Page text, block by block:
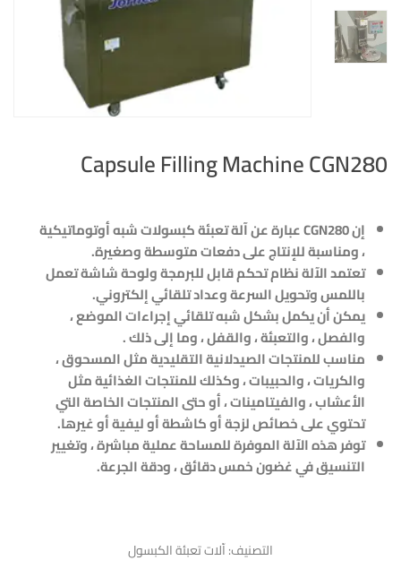
Capsule Filling Machine CGN280
إن
عبارة عن آلة تعبئة كبسولات شبه أوتوماتيكية
، ومناسبة للإنتاج على دفعات متوسطة وصغيرة.
تعتمد الآلة نظام تحكم قابل للبرمجة ولوحة شاشة تعمل
باللمس وتحويل السرعة وعداد تلقائي إلكتروني.
يمكن أن يكمل بشكل شبه تلقائي إجراءات الموضع ،
والفصل ، والتعبئة ، والقفل ، وما إلى ذلك .
مناسب للمنتجات الصيدلانية التقليدية مثل المسحوق ،
والكريات ، والحبيبات ، وكذلك للمنتجات الغذائية مثل
الأعشاب ، والفيتامينات ، أو حتى المنتجات الخاصة التي
تحتوي على خصائص لزجة أو كاشطة أو ليفية أو غيرها.
توفر هذه الآلة الموفرة للمساحة عملية مباشرة ، وتغيير
التنسيق في غضون خمس دقائق ، ودقة الجرعة.
التصنيف:اّلات تعبئة الكبسول